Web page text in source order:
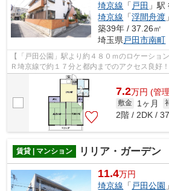
埼京線 「 戸田 」
埼京線 「浮間舟渡
築39年 / 37.26㎡
埼玉県 戸田市南町
【「戸田公園」駅より約４８０ｍのロケーショ
Ｒ埼京線で約１７分と都内までのアクセス良好
設が充実しております♪毎日忙しいあな...
7.2万円 (管
敷金 1ヶ月
2階 / 2DK /
賃貸 | マンション リリア・ガーデン
11.4万円
埼京線 「 戸田公園